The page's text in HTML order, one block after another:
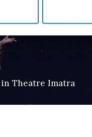
Theatre Imatra